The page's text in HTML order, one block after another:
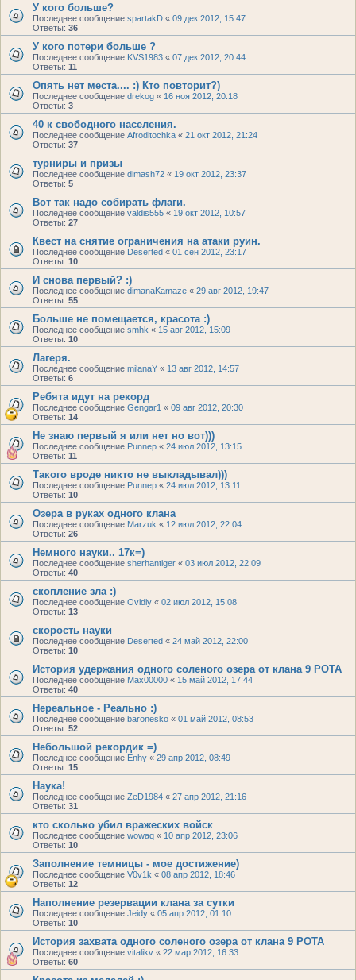
У кого больше?
Последнее сообщение spartakD « 09 дек 2012, 15:47
Ответы: 36
У кого потери больше ?
Последнее сообщение KVS1983 « 07 дек 2012, 20:44
Ответы: 11
Опять нет места.... :) Кто повторит?)
Последнее сообщение drekog « 16 ноя 2012, 20:18
Ответы: 3
40 к свободного населения.
Последнее сообщение Afroditochka « 21 окт 2012, 21:24
Ответы: 37
турниры и призы
Последнее сообщение dimash72 « 19 окт 2012, 23:37
Ответы: 5
Вот так надо собирать флаги.
Последнее сообщение valdis555 « 19 окт 2012, 10:57
Ответы: 27
Квест на снятие ограничения на атаки руин.
Последнее сообщение Deserted « 01 сен 2012, 23:17
Ответы: 10
И снова первый? :)
Последнее сообщение dimanaKamaze « 29 авг 2012, 19:47
Ответы: 55
Больше не помещается, красота :)
Последнее сообщение smhk « 15 авг 2012, 15:09
Ответы: 10
Лагеря.
Последнее сообщение milanaY « 13 авг 2012, 14:57
Ответы: 6
Ребята идут на рекорд
Последнее сообщение Gengar1 « 09 авг 2012, 20:30
Ответы: 14
Не знаю первый я или нет но вот)))
Последнее сообщение Punnep « 24 июл 2012, 13:15
Ответы: 11
Такого вроде никто не выкладывал)))
Последнее сообщение Punnep « 24 июл 2012, 13:11
Ответы: 10
Озера в руках одного клана
Последнее сообщение Marzuk « 12 июл 2012, 22:04
Ответы: 26
Немного науки.. 17к=)
Последнее сообщение sherhantiger « 03 июл 2012, 22:09
Ответы: 40
скопление зла :)
Последнее сообщение Ovidiy « 02 июл 2012, 15:08
Ответы: 13
скорость науки
Последнее сообщение Deserted « 24 май 2012, 22:00
Ответы: 10
История удержания одного соленого озера от клана 9 РОТА
Последнее сообщение Max00000 « 15 май 2012, 17:44
Ответы: 40
Нереальное - Реально :)
Последнее сообщение baronesko « 01 май 2012, 08:53
Ответы: 52
Небольшой рекордик =)
Последнее сообщение Enhy « 29 апр 2012, 08:49
Ответы: 15
Наука!
Последнее сообщение ZeD1984 « 27 апр 2012, 21:16
Ответы: 31
кто сколько убил вражеских войск
Последнее сообщение wowaq « 10 апр 2012, 23:06
Ответы: 10
Заполнение темницы - мое достижение)
Последнее сообщение V0v1k « 08 апр 2012, 18:46
Ответы: 12
Наполнение резервации клана за сутки
Последнее сообщение Jeidy « 05 апр 2012, 01:10
Ответы: 10
История захвата одного соленого озера от клана 9 РОТА
Последнее сообщение vitalikv « 22 мар 2012, 16:33
Ответы: 60